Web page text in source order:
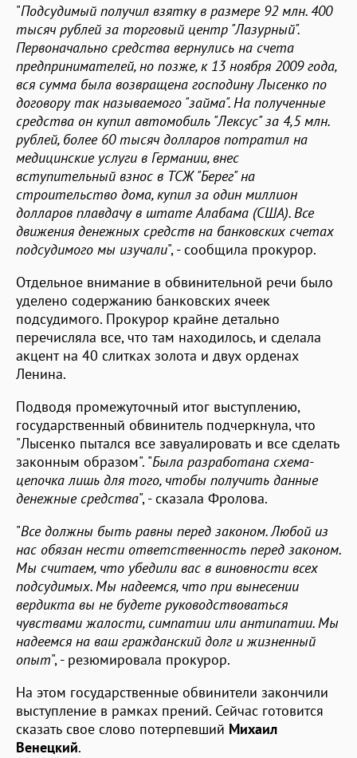
"Подсудимый получил взятку в размере 92 млн. 400
тысяч рублей за торговый центр "Лазурный".
Первоначально средства вернулись на счета
предпринимателей, но позже, к 13 ноября 2009 года,
вся сумма была возвращена господину Лысенко по
договору так называемого "займа". На полученные
средства он купил автомобиль "Лексус" за 4,5 млн.
рублей, более 60 тысяч долларов потратил на
медицинские услуги в Германии, внес
вступительный взнос в ТСЖ "Берег" на
строительство дома, купил за один миллион
долларов плавдачу в штате Алабама (США). Все
движения денежных средств на банковских счетах
подсудимого мы изучали", - сообщила прокурор.
Отдельное внимание в обвинительной речи было
уделено содержанию банковских ячеек
подсудимого. Прокурор крайне детально
перечисляла все, что там находилось, и сделала
акцент на 40 слитках золота и двух орденах
Ленина.
Подводя промежуточный итог выступлению,
государственный обвинитель подчеркнула, что
"Лысенко пытался все завуалировать и все сделать
законным образом". "Была разработана схема-
цепочка лишь для того, чтобы получить данные
денежные средства", - сказала Фролова.
"Все должны быть равны перед законом. Любой из
нас обязан нести ответственность перед законом.
Мы считаем, что убедили вас в виновности всех
подсудимых. Мы надеемся, что при вынесении
вердикта вы не будете руководствоваться
чувствами жалости, симпатии или антипатии. Мы
надеемся на ваш гражданский долг и жизненный
опыт", - резюмировала прокурор.
На этом государственные обвинители закончили
выступление в рамках прений. Сейчас готовится
сказать свое слово потерпевший Михаил
Венецкий.